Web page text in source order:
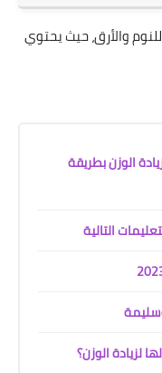
والأرق، حيث يحتوي
الوزن بطريقة
التالية
لزيادة الوزن؟